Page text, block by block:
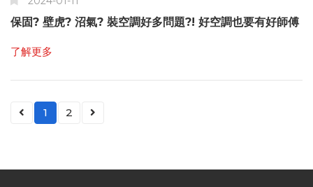
保固? 壁虎? 沼氣? 裝空調好多問題?! 好空調也要有好師傅
了解更多
1 2